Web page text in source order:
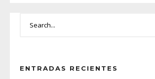
ENTRADAS RECIENTES